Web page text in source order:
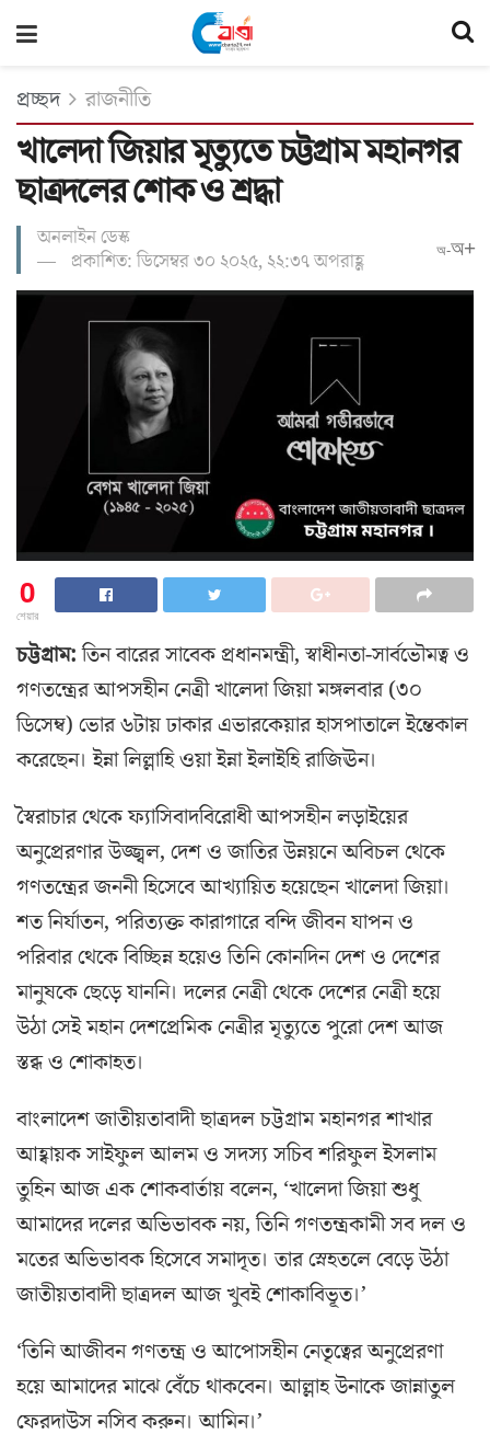
প্রচ্ছদ রাজনীতি
খালেদা জিয়ার মৃত্যুতে চট্টগ্রাম মহানগর
ছাত্রদলের শোক ও শ্রদ্ধা
অনলাইন ডেস্ক
প্রকাশিত: ডিসেম্বর ৩০ ২০২৫, ২২:৩৭ অপরাহ্ণ
অ-অ+
0
শেয়ার
চট্টগ্রাম:তিন বারের সাবেক প্রধানমন্ত্রী, স্বাধীনতা-সার্বভৌমত্ব ও
গণতন্ত্রের আপসহীন নেত্রী খালেদা জিয়া মঙ্গলবার (৩০
ডিসেম্ব) ভোর ৬টায় ঢাকার এভারকেয়ার হাসপাতালে ইন্তেকাল
করেছেন। ইন্না লিল্লাহি ওয়া ইন্না ইলাইহি রাজিঊন।
স্বৈরাচার থেকে ফ্যাসিবাদবিরোধী আপসহীন লড়াইয়ের
অনুপ্রেরণার উজ্জ্বল, দেশ ও জাতির উন্নয়নে অবিচল থেকে
গণতন্ত্রের জননী হিসেবে আখ্যায়িত হয়েছেন খালেদা জিয়া।
শত নির্যাতন, পরিত্যক্ত কারাগারে বন্দি জীবন যাপন ও
পরিবার থেকে বিচ্ছিন্ন হয়েও তিনি কোনদিন দেশ ও দেশের
মানুষকে ছেড়ে যাননি। দলের নেত্রী থেকে দেশের নেত্রী হয়ে
উঠা সেই মহান দেশপ্রেমিক নেত্রীর মৃত্যুতে পুরো দেশ আজ
স্তব্ধ ও শোকাহত।
বাংলাদেশ জাতীয়তাবাদী ছাত্রদল চট্টগ্রাম মহানগর শাখার
আহ্বায়ক সাইফুল আলম ও সদস্য সচিব শরিফুল ইসলাম
তুহিন আজ এক শোকবার্তায় বলেন, ‘খালেদা জিয়া শুধু
আমাদের দলের অভিভাবক নয়, তিনি গণতন্ত্রকামী সব দল ও
মতের অভিভাবক হিসেবে সমাদৃত। তার স্নেহতলে বেড়ে উঠা
জাতীয়তাবাদী ছাত্রদল আজ খুবই শোকাবিভূত।’
‘তিনি আজীবন গণতন্ত্র ও আপোসহীন নেতৃত্বের অনুপ্রেরণা
হয়ে আমাদের মাঝে বেঁচে থাকবেন। আল্লাহ উনাকে জান্নাতুল
ফেরদাউস নসিব করুন। আমিন।’